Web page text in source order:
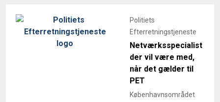
Politiets
Efterretningstjeneste
Netværksspecialist
der vil være med,
når det gælder til
PET
Københavnsområdet